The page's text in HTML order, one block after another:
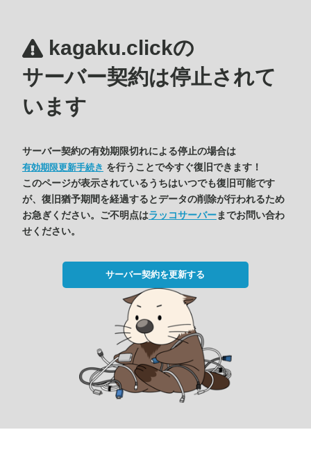
kagaku.clickの
サーバー契約は停止されて
います
サーバー契約の有効期限切れによる停止の場合は
有効期限更新手続き を行うことで今すぐ復旧できます！
このページが表示されているうちはいつでも復旧可能です
が、復旧猶予期間を経過するとデータの削除が行われるため
お急ぎください。ご不明点はラッコサーバーまでお問い合わ
せください。
サーバー契約を更新する